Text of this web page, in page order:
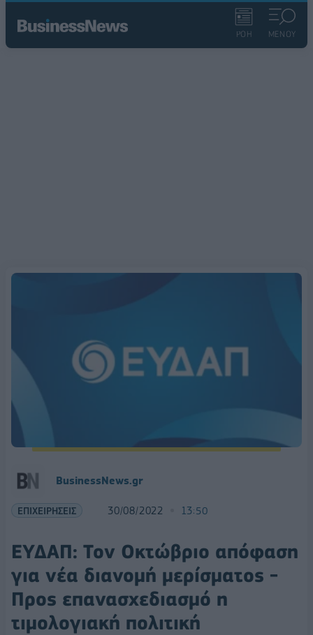
ΡΟΗ ΜΕΝΟΥ
BusinessNews.gr
ΕΠΙΧΕΙΡΗΣΕΙΣ 30/08/2022 13:50
ΕΥΔΑΠ: Τον Οκτώβριο απόφαση
για νέα διανομή μερίσματος -
Προς επανασχεδιασμό η
τιμολογιακή πολιτική